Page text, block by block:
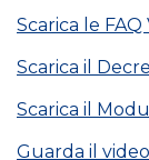
Scarica le FAQ
Scarica il
Scarica il
Guarda il video